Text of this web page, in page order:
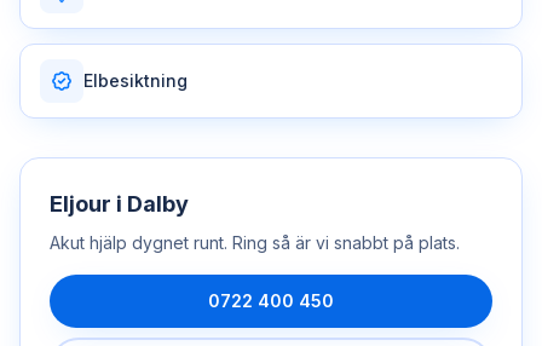
Elbesiktning
Eljour i Dalby
Akut hjälp dygnet runt. Ring så är vi snabbt på plats.
0722 400 450